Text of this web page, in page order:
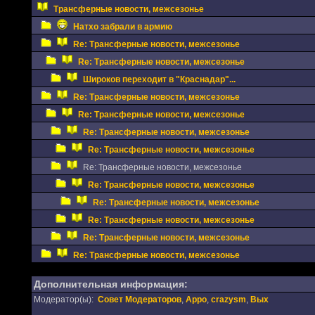
Трансферные новости, межсезонье
Натхо забрали в армию
Re: Трансферные новости, межсезонье
Re: Трансферные новости, межсезонье
Широков переходит в "Краснадар"...
Re: Трансферные новости, межсезонье
Re: Трансферные новости, межсезонье
Re: Трансферные новости, межсезонье
Re: Трансферные новости, межсезонье
Re: Трансферные новости, межсезонье
Re: Трансферные новости, межсезонье
Re: Трансферные новости, межсезонье
Re: Трансферные новости, межсезонье
Re: Трансферные новости, межсезонье
Re: Трансферные новости, межсезонье
Дополнительная информация:
Модератор(ы): Совет Модераторов, Appo, crazysm, Вых